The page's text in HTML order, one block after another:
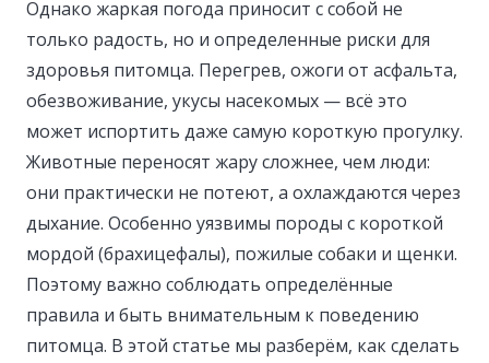
Однако жаркая погода приносит с собой не
только радость, но и определенные риски для
здоровья питомца. Перегрев, ожоги от асфальта,
обезвоживание, укусы насекомых — всё это
может испортить даже самую короткую прогулку.
Животные переносят жару сложнее, чем люди:
они практически не потеют, а охлаждаются через
дыхание. Особенно уязвимы породы с короткой
мордой (брахицефалы), пожилые собаки и щенки.
Поэтому важно соблюдать определённые
правила и быть внимательным к поведению
питомца. В этой статье мы разберём, как сделать